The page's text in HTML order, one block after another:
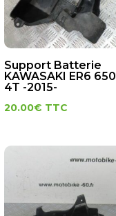
Support Batterie
KAWASAKI ER6 650
4T -2015-
20.00€ TTC